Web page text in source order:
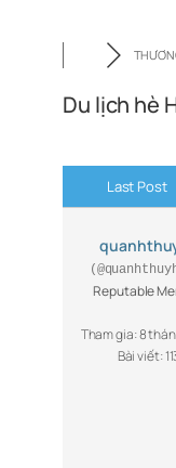
Du lịch hè
Last Post
Reputable
Tham gia: 8
Bài viết: